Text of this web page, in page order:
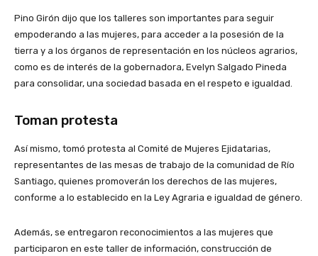
Pino Girón dijo que los talleres son importantes para seguir
empoderando a las mujeres, para acceder a la posesión de la
tierra y a los órganos de representación en los núcleos agrarios,
como es de interés de la gobernadora, Evelyn Salgado Pineda
para consolidar, una sociedad basada en el respeto e igualdad.
Toman protesta
Así mismo, tomó protesta al Comité de Mujeres Ejidatarias,
representantes de las mesas de trabajo de la comunidad de Río
Santiago, quienes promoverán los derechos de las mujeres,
conforme a lo establecido en la Ley Agraria e igualdad de género.
Además, se entregaron reconocimientos a las mujeres que
participaron en este taller de información, construcción de